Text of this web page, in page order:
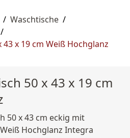
/ Waschtische /
/
x 19 cm Weiß Hochglanz
50 x 43 x 19 cm
50 x 43 cm eckig mit
Hochglanz Integra